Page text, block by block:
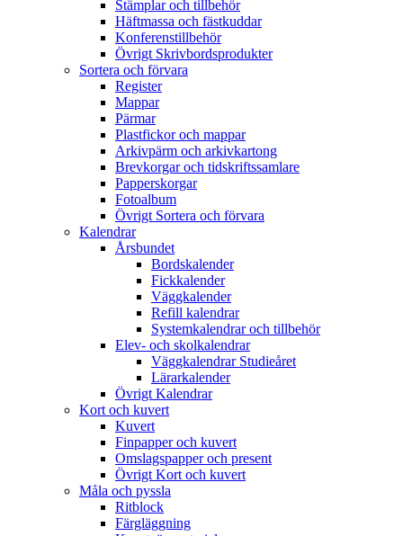
Stämplar och tillbehör
Häftmassa och fästkuddar
Konferenstillbehör
Övrigt Skrivbordsprodukter
Sortera och förvara
Register
Mappar
Pärmar
Plastfickor och mappar
Arkivpärm och arkivkartong
Brevkorgar och tidskriftssamlare
Papperskorgar
Fotoalbum
Övrigt Sortera och förvara
Kalendrar
Årsbundet
Bordskalender
Fickkalender
Väggkalender
Refill kalendrar
Systemkalendrar och tillbehör
Elev- och skolkalendrar
Väggkalendrar Studieåret
Lärarkalender
Övrigt Kalendrar
Kort och kuvert
Kuvert
Finpapper och kuvert
Omslagspapper och present
Övrigt Kort och kuvert
Måla och pyssla
Ritblock
Färgläggning